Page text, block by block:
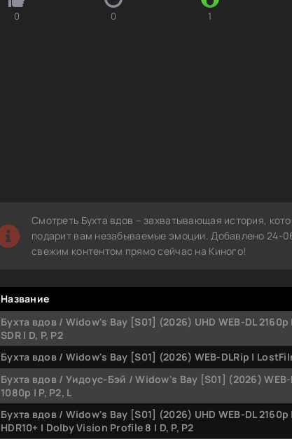
0 0 1
Смотреть Бухта вдов – захватывающая история,
подарит вам незабываемые эмоции. Добавлено 24-
свежим контентом прямо сейчас на Киного!
Название
Бухта вдов / Widow's Bay [S01] (2026) UHD WEB-DL 2160p
SDR | D, P, P2
Бухта вдов / Widow's Bay [S01] (2026) WEB-DLRip |
Бухта вдов / Уидоус-Бэй / Widow's Bay [S01] (2026) WEB-
1080p | P, P2, L
Бухта вдов / Widow's Bay [S01] (2026) UHD WEB-DL 2160p
HDR10+ | Dolby Vision Profile 8 | D, P, P2